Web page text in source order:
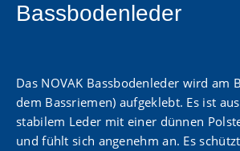
Bassbodenleder
Das NOVAK Bassbodenleder wird am
dem Bassriemen) aufgeklebt. Es ist
stabilem Leder mit einer dünnen
und fühlt sich angenehm an. Es